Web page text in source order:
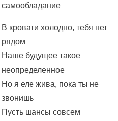
самообладание
В кровати холодно, тебя нет
рядом
Наше будущее такое
неопределенное
Но я еле жива, пока ты не
звонишь
Пусть шансы совсем